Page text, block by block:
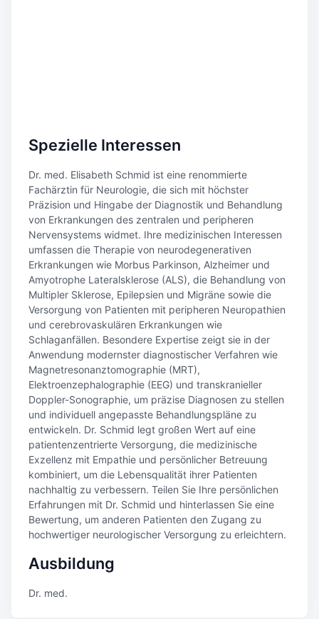
Spezielle Interessen
Dr. med. Elisabeth Schmid ist eine renommierte
Fachärztin für Neurologie, die sich mit höchster
Präzision und Hingabe der Diagnostik und Behandlung
von Erkrankungen des zentralen und peripheren
Nervensystems widmet. Ihre medizinischen Interessen
umfassen die Therapie von neurodegenerativen
Erkrankungen wie Morbus Parkinson, Alzheimer und
Amyotrophe Lateralsklerose (ALS), die Behandlung von
Multipler Sklerose, Epilepsien und Migräne sowie die
Versorgung von Patienten mit peripheren Neuropathien
und cerebrovaskulären Erkrankungen wie
Schlaganfällen. Besondere Expertise zeigt sie in der
Anwendung modernster diagnostischer Verfahren wie
Magnetresonanztomographie (MRT),
Elektroenzephalographie (EEG) und transkranieller
Doppler-Sonographie, um präzise Diagnosen zu stellen
und individuell angepasste Behandlungspläne zu
entwickeln. Dr. Schmid legt großen Wert auf eine
patientenzentrierte Versorgung, die medizinische
Exzellenz mit Empathie und persönlicher Betreuung
kombiniert, um die Lebensqualität ihrer Patienten
nachhaltig zu verbessern. Teilen Sie Ihre persönlichen
Erfahrungen mit Dr. Schmid und hinterlassen Sie eine
Bewertung, um anderen Patienten den Zugang zu
hochwertiger neurologischer Versorgung zu erleichtern.
Ausbildung
Dr. med.